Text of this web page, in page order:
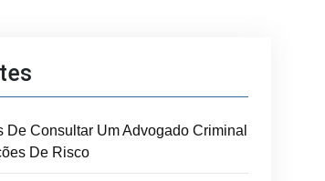
De Consultar Um Advogado Criminal
De Risco